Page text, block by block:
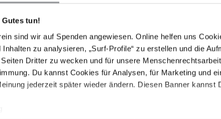
tun!
sind wir auf Spenden angewiesen. Online helfen uns
zu analysieren, „Surf-Profile“ zu erstellen und die
Dritter zu wecken und für unsere
Du kannst Cookies für Analysen, für Marketing und
jederzeit später wieder ändern. Diesen Banner kannst
"Ich werde mir diese WM wohl nicht
anschauen"
Sie spielte in der deutschen Bundesliga und
gründete nach ihrer Karriere eine
Menschenrechtsorganisation. Tuğba Tekkal
Rassismus im Fußball und die WM in Katar.